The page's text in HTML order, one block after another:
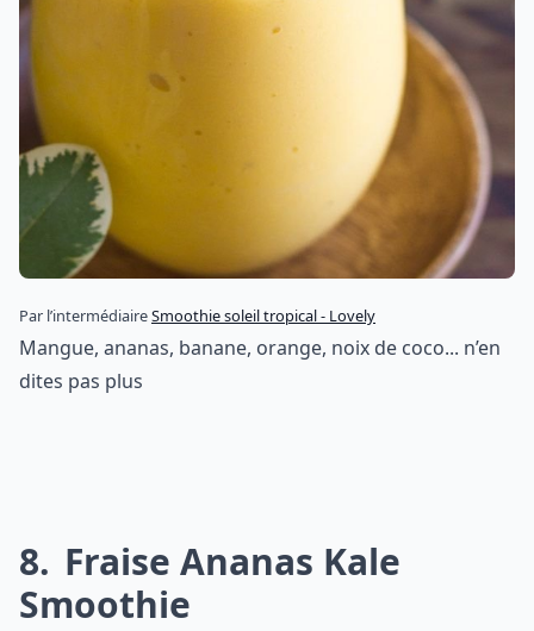
Par l’intermédiaireSmoothie soleil tropical - Lovely
Mangue, ananas, banane, orange, noix de coco... n’en
dites pas plus
8 Fraise Ananas Kale
Smoothie